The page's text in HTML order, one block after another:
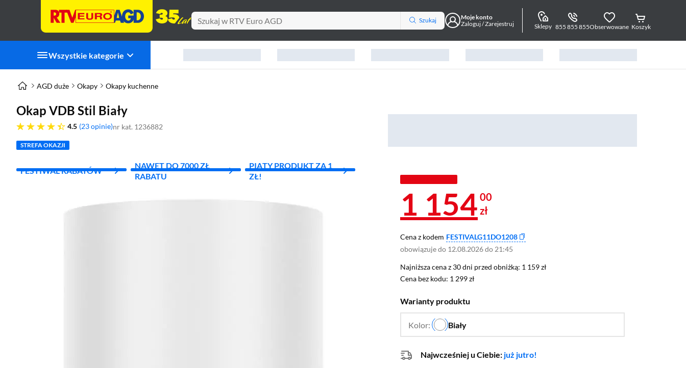
Szukaj
Moje konto
Zaloguj / Zarejestruj
Sklepy 855 855 855Obserwowane Koszyk
Wszystkie kategorie
AGD duże Okapy Okapy kuchenne
Okap VDB Stil Biały
4.5
4.5 gwiazdek 23 opinie nr kat. 1236882
STREFA OKAZJI
FESTIWAL RABATÓW
NAWET DO 7000 ZŁ
RABATU
PIĄTY PRODUKT ZA 1
ZŁ!
1 154 00
zł
Cena z kodem FESTIVALG11DO1208
obowiązuje do 12.08.2026 do 21:45
Najniższa cena z 30 dni przed obniżką: 1 159 zł
Najniższa cena z 30 dni przed obniżką: 1 159 zł
Cena bez kodu: 1 299 zł
Cena bez kodu: 1 299 zł
Warianty produktu
Kolor: Biały
…
Najwcześniej u Ciebie: już jutro!